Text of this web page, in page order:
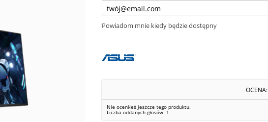
Powiadom mnie kiedy będzie dostępny
OCENA:
Nie oceniłeś jeszcze tego produktu.
Liczba oddanych głosów: 1